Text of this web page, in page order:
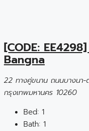
[CODE:
Bangna
22 ทางคู่ขนาน ถนนบางนา-
กรุงเทพมหานคร 10260
Bed: 1
Bath: 1